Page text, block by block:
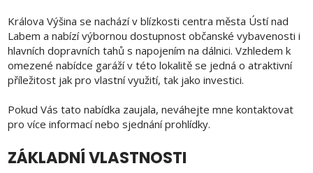
Králova Výšina se nachází v blízkosti centra města Ústí nad
Labem a nabízí výbornou dostupnost občanské vybavenosti i
hlavních dopravních tahů s napojením na dálnici. Vzhledem k
omezené nabídce garáží v této lokalitě se jedná o atraktivní
příležitost jak pro vlastní využití, tak jako investici.
Pokud Vás tato nabídka zaujala, neváhejte mne kontaktovat
pro více informací nebo sjednání prohlídky.
ZÁKLADNÍ VLASTNOSTI